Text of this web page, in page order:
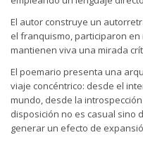
El autor construye un
el franquismo, participaron
mantienen viva una mirada
El poemario presenta una
viaje concéntrico: desde el
mundo, desde la
disposición no es casual sino
generar un efecto de